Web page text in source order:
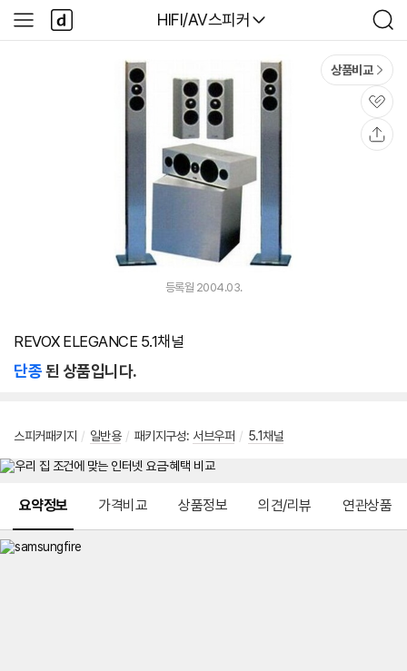
다나와
HIFI/AV스피커
검
색
사
이
다
나
와
상품비교
관
심
등록월 2004.03.
REVOX ELEGANCE 5.1채널
단종된 상품입니다.
스피커패키지 / 일반용 / 패키지구성: 서브우퍼 / 5.1채널
요약정보 가격비교 상품정보 의견/리뷰 연관상품